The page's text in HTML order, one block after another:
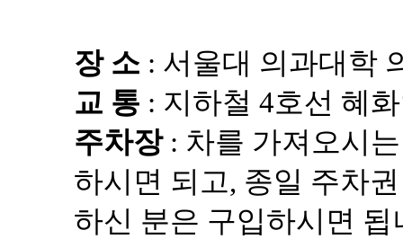
장 소 : 서울대 의과대학
교 통 : 지하철 4호선 혜
주차장: 차를 가져오시
하시면 되고, 종일 주차
하신 분은 구입하시면 됩